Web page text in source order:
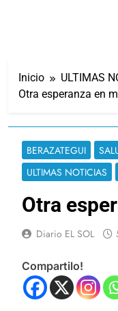
Inicio
ULTIMAS
Otra esperanza en
BERAZATEGUI
ULTIMAS NOTICIAS
Otra
Diario EL SOL
Compartilo!